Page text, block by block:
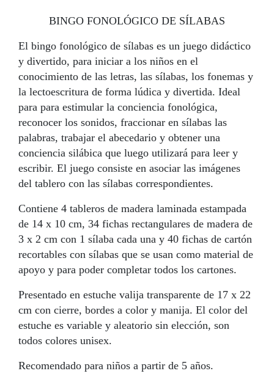
BINGO FONOLÓGICO DE SÍLABAS
El bingo fonológico de sílabas es un juego didáctico
y divertido, para iniciar a los niños en el
conocimiento de las letras, las sílabas, los fonemas y
la lectoescritura de forma lúdica y divertida. Ideal
para para estimular la conciencia fonológica,
reconocer los sonidos, fraccionar en sílabas las
palabras, trabajar el abecedario y obtener una
conciencia silábica que luego utilizará para leer y
escribir. El juego consiste en asociar las imágenes
del tablero con las sílabas correspondientes.
Contiene 4 tableros de madera laminada estampada
de 14 x 10 cm, 34 fichas rectangulares de madera de
3 x 2 cm con 1 sílaba cada una y 40 fichas de cartón
recortables con sílabas que se usan como material de
apoyo y para poder completar todos los cartones.
Presentado en estuche valija transparente de 17 x 22
cm con cierre, bordes a color y manija. El color del
estuche es variable y aleatorio sin elección, son
todos colores unisex.
Recomendado para niños a partir de 5 años.